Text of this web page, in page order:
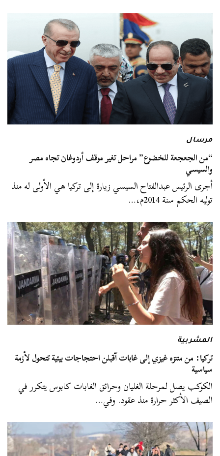
مرسال
“من الجعجعة للخضوع” مراحل تغير موقف أردوغان تجاه مصر
والسيسي
أجرى الرئيس عبدالفتاح السيسي زيارة إلى تركيا هي الأولى له منذ
توليه الحكم سنة 2014م،…
المشربية
تركيا: من منتزه غيزي إلى غابات آقبلن احتجاجات بيئية تتحول لأزمة
سياسية
الكوكب يصل لمرحلة الغليان وحرائق الغابات كابوس يتكرر في
الصيف الأكثر حرارة منذ عقود. وفي…